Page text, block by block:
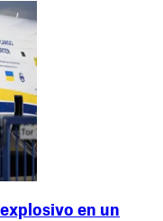
en un